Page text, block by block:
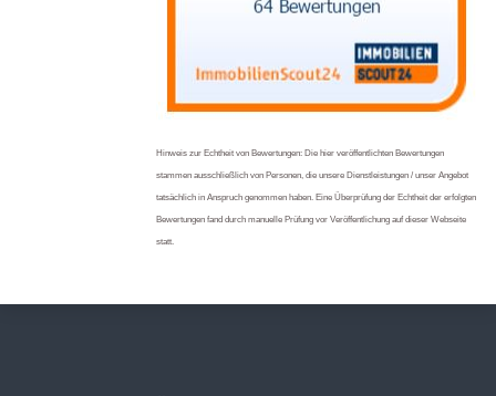
Hinweis zur Echtheit von Bewertungen: Die hier veröffentlichten Bewertungen
stammen ausschließlich von Personen, die unsere Dienstleistungen / unser Angebot
tatsächlich in Anspruch genommen haben. Eine Überprüfung der Echtheit der erfolgten
Bewertungen fand durch manuelle Prüfung vor Veröffentlichung auf dieser Webseite
statt.